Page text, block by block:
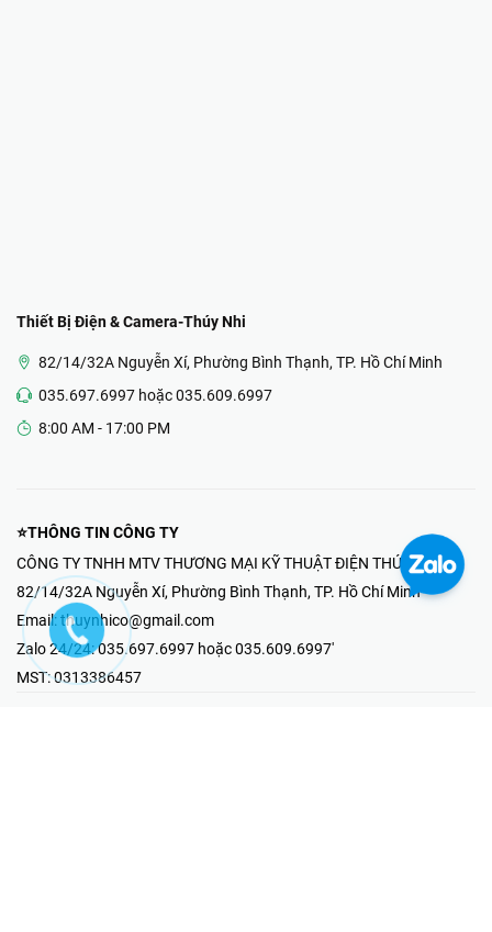
Thiết Bị Điện & Camera-Thúy Nhi
82/14/32A Nguyễn Xí, Phường Bình Thạnh, TP. Hồ Chí Minh
035.697.6997 hoặc 035.609.6997
8:00 AM - 17:00 PM
⭐THÔNG TIN CÔNG TY
CÔNG TY TNHH MTV THƯƠNG MẠI KỸ THUẬT ĐIỆN THÚY NHI
82/14/32A Nguyễn Xí, Phường Bình Thạnh, TP. Hồ Chí Minh
Email: thuynhico@gmail.com
Zalo 24/24:035.697.6997 hoặc 035.609.6997'
MST:0313386457